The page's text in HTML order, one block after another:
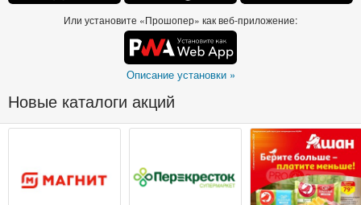
Или установите «Прошопер» как веб-приложение:
Описание установки »
Новые каталоги акций